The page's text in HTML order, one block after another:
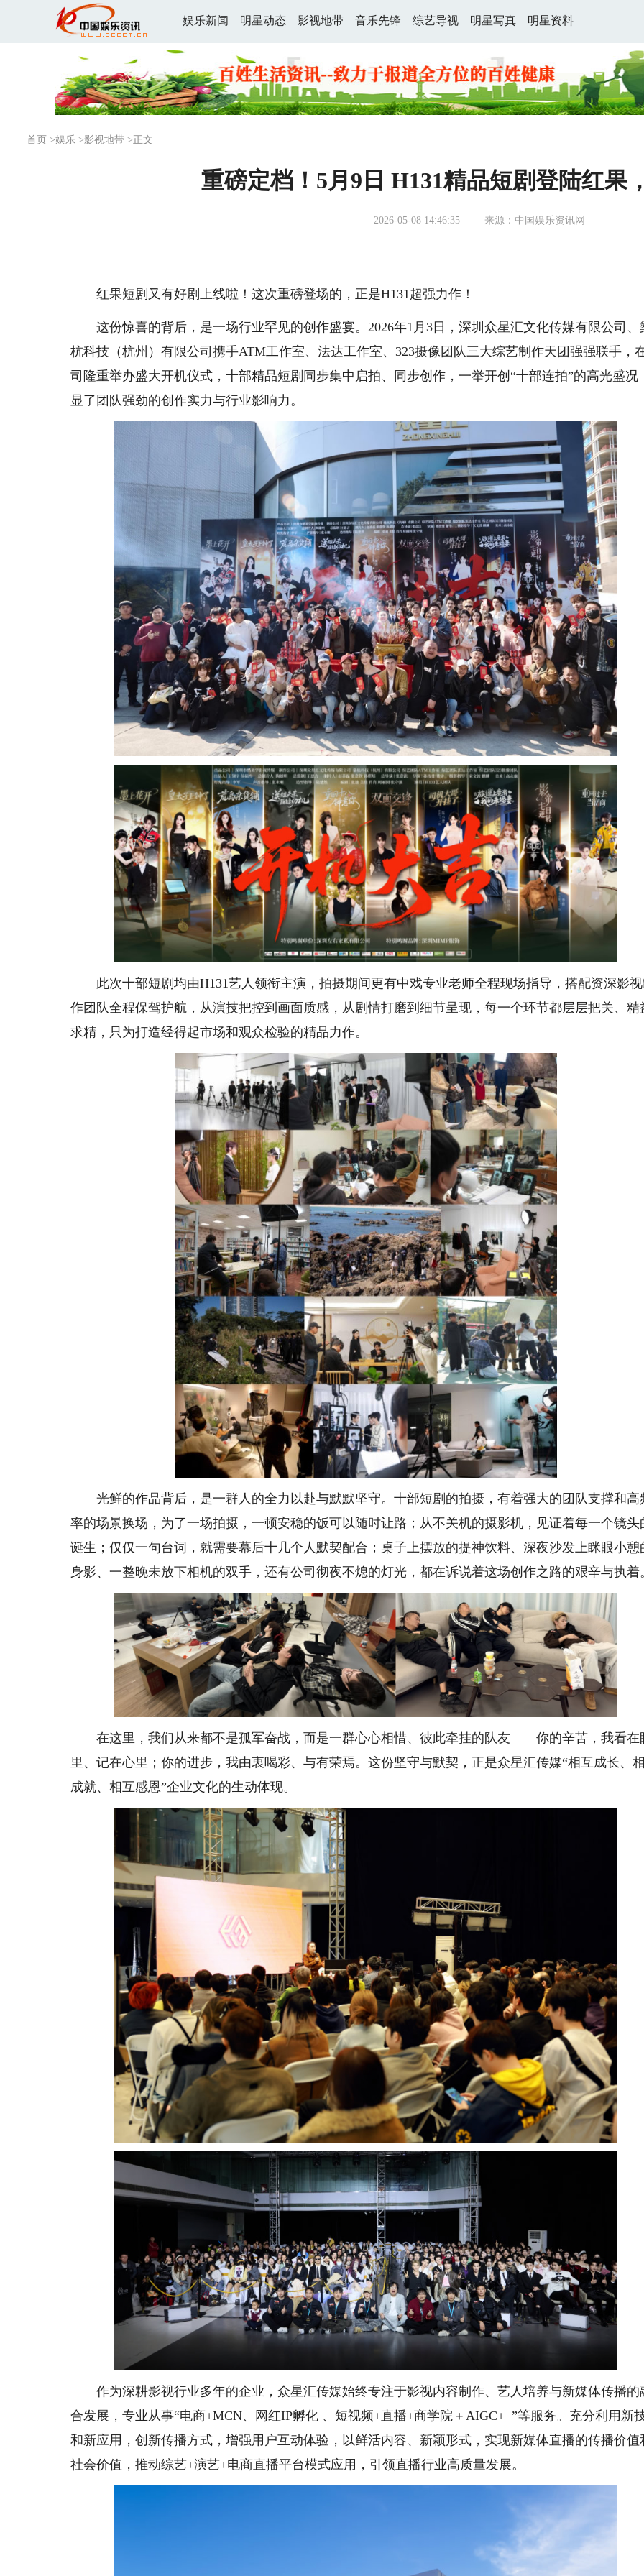
娱乐新闻 明星动态 影视地带 音乐先锋 综艺导视 明星写真 明星资料
首页 >娱乐 >影视地带 >正文
重磅定档！5月9日 H131精品短剧登陆红果
2026-05-08 14:46:35 来源：中国娱乐资讯网
红果短剧又有好剧上线啦！这次重磅登场的，正是H131超强力作！
这份惊喜的背后，是一场行业罕见的创作盛宴。2026年1月3日，深圳众星汇文化传媒有限公司、
杭科技（杭州）有限公司携手ATM工作室、法达工作室、323摄像团队三大综艺制作天团强强联手，
司隆重举办盛大开机仪式，十部精品短剧同步集中启拍、同步创作，一举开创“十部连拍”的高光盛况
显了团队强劲的创作实力与行业影响力。
此次十部短剧均由H131艺人领衔主演，拍摄期间更有中戏专业老师全程现场指导，搭配资深影
作团队全程保驾护航，从演技把控到画面质感，从剧情打磨到细节呈现，每一个环节都层层把关、精
求精，只为打造经得起市场和观众检验的精品力作。
光鲜的作品背后，是一群人的全力以赴与默默坚守。十部短剧的拍摄，有着强大的团队支撑和高
率的场景换场，为了一场拍摄，一顿安稳的饭可以随时让路；从不关机的摄影机，见证着每一个镜头
诞生；仅仅一句台词，就需要幕后十几个人默契配合；桌子上摆放的提神饮料、深夜沙发上眯眼小憩
身影、一整晚未放下相机的双手，还有公司彻夜不熄的灯光，都在诉说着这场创作之路的艰辛与执着
在这里，我们从来都不是孤军奋战，而是一群心心相惜、彼此牵挂的队友——你的辛苦，我看在
里、记在心里；你的进步，我由衷喝彩、与有荣焉。这份坚守与默契，正是众星汇传媒“相互成长、
成就、相互感恩”企业文化的生动体现。
作为深耕影视行业多年的企业，众星汇传媒始终专注于影视内容制作、艺人培养与新媒体传播的
合发展，专业从事“电商+MCN、网红IP孵化 、短视频+直播+商学院＋AIGC+ ”等服务。充分利用新
和新应用，创新传播方式，增强用户互动体验，以鲜活内容、新颖形式，实现新媒体直播的传播价值
社会价值，推动综艺+演艺+电商直播平台模式应用，引领直播行业高质量发展。